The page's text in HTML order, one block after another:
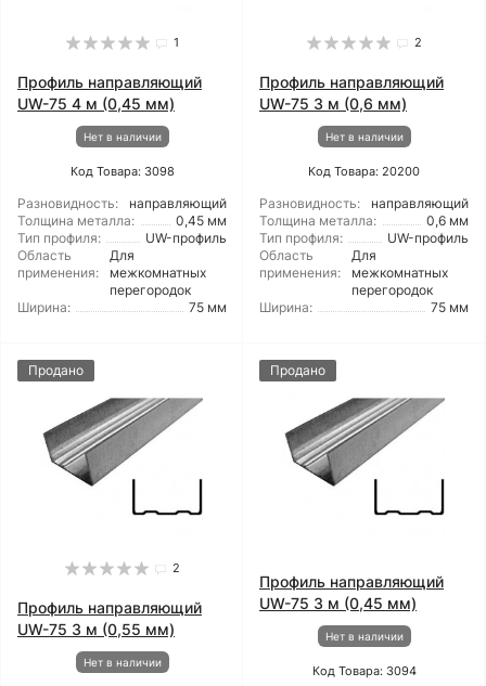
1
Профиль направляющий
UW-75 4 м (0,45 мм)
Нет в наличии
Код Товара: 3098
Разновидность:
направляющий
Толщина металла:
0,45 мм
Тип профиля:
UW-профиль
Область
применения:
Для
межкомнатных
перегородок
Ширина:
75 мм
2
Профиль направляющий
UW-75 3 м (0,6 мм)
Нет в наличии
Код Товара: 20200
Разновидность:
направляющий
Толщина металла:
0,6 мм
Тип профиля:
UW-профиль
Область
применения:
Для
межкомнатных
перегородок
Ширина:
75 мм
Продано
2
Профиль направляющий
UW-75 3 м (0,55 мм)
Нет в наличии
Продано
Профиль направляющий
UW-75 3 м (0,45 мм)
Нет в наличии
Код Товара: 3094